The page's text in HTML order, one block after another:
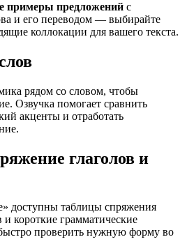
примеры предложений с
и его переводом — выбирайте
коллокации для вашего текста.
рядом со словом, чтобы
Озвучка помогает сравнить
акценты и отработать
глаголов и
доступны таблицы спряжения
и короткие грамматические
проверить нужную форму во